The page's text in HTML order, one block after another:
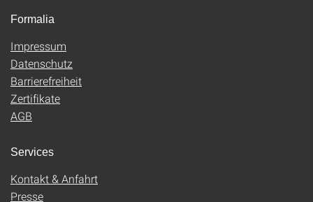
Formalia
Impressum
Datenschutz
Barrierefreiheit
Zertifikate
AGB
Services
Kontakt & Anfahrt
Presse